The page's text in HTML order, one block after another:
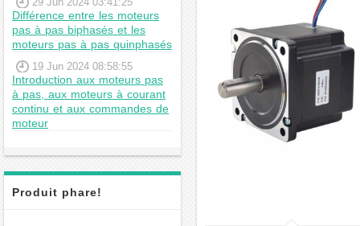
Différence entre les moteurs
pas à pas biphasés et les
moteurs pas à pas quinphasés
19 Jun 2024 08:58:55
Introduction aux moteurs pas
à pas, aux moteurs à courant
continu et aux commandes de
moteur
Produit phare!